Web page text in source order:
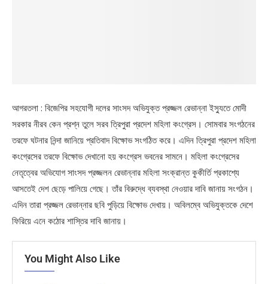
আগরতলা : বিজেপির সহযোগী দলের সাংসদ অভিযুক্ত প্রজ্জল রেভান্না ইস্যুতে মোদী
সরকার নীরব কেন প্রশ্ন তুলে সরব ত্রিপুরা প্রদেশ মহিলা কংগ্রেস। সোমবার সংগঠনের
তরফে ঘটনার নিন্দা জানিয়ে প্রতিবাদ বিক্ষোভ সংগঠিত করে। এদিন ত্রিপুরা প্রদেশ মহিলা
কংগ্রেসের তরফে বিক্ষোভ দেখানো হয় কংগ্রেস ভবনের সামনে। মহিলা কংগ্রেসের
নেতৃত্বের অভিযোগ সাংসদ প্রজ্জলন রেভান্নার মহিলা সংক্রান্ত কুকীর্তি প্রকাশ্যে
আসতেই দেশ ছেড়ে পালিয়ে গেছে। তাঁর বিরুদ্ধে ব্যবস্থা নেওয়ার দাবি জানায় সংগঠন।
এদিন তারা প্রজ্জল রেভান্নার ছবি পুড়িয়ে বিক্ষোভ দেখায়। অবিলম্বে অভিযুক্তকে দেশে
ফিরিয়ে এনে কঠোর শাস্তির দাবি জানায়।
You Might Also Like